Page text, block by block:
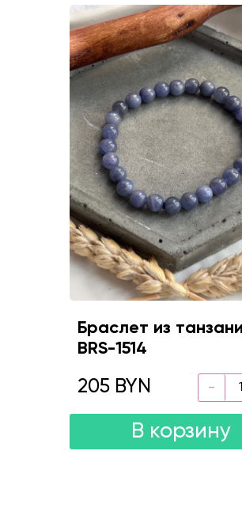
Браслет из
BRS-1514
205 BYN
В корзину